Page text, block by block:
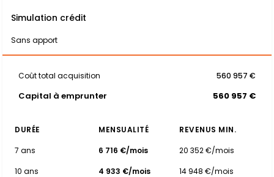
Simulation crédit
Sans apport
Coût total acquisition 560 957 €
Capital à emprunter 560 957 €
DURÉE MENSUALITÉ
REVENUS MIN.
7 ans
6 716 €/mois
20 352 €/mois
10 ans
4 933 €/mois
14 948 €/mois